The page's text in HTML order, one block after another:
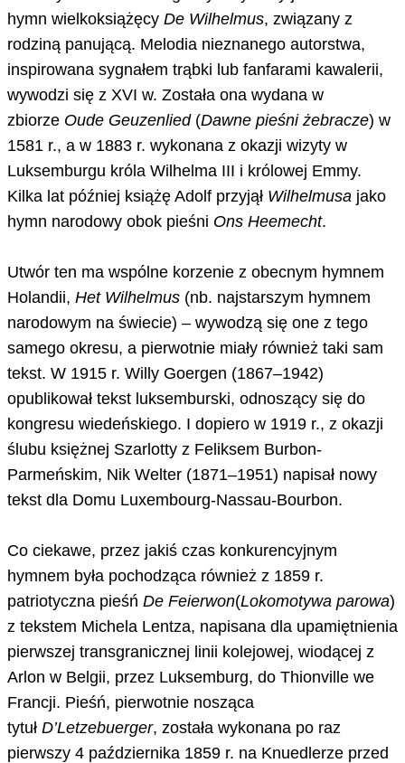
hymn wielkoksiążęcy De Wilhelmus, związany z
rodziną panującą. Melodia nieznanego autorstwa,
inspirowana sygnałem trąbki lub fanfarami kawalerii,
wywodzi się z XVI w. Została ona wydana w
zbiorze Oude Geuzenlied(Dawne pieśni żebracze) w
1581 r., a w 1883 r. wykonana z okazji wizyty w
Luksemburgu króla Wilhelma III i królowej Emmy.
Kilka lat później książę Adolf przyjął Wilhelmusa jako
hymn narodowy obok pieśni Ons Heemecht.
Utwór ten ma wspólne korzenie z obecnym hymnem
Holandii, Het Wilhelmus (nb. najstarszym hymnem
narodowym na świecie) – wywodzą się one z tego
samego okresu, a pierwotnie miały również taki sam
tekst. W 1915 r. Willy Goergen (1867–1942)
opublikował tekst luksemburski, odnoszący się do
kongresu wiedeńskiego. I dopiero w 1919 r., z okazji
ślubu księżnej Szarlotty z Feliksem Burbon-
Parmeńskim, Nik Welter (1871–1951) napisał nowy
tekst dla Domu Luxembourg-Nassau-Bourbon.
Co ciekawe, przez jakiś czas konkurencyjnym
hymnem była pochodząca również z 1859 r.
patriotyczna pieśń De Feierwon(Lokomotywa parowa)
z tekstem Michela Lentza, napisana dla upamiętnienia
pierwszej transgranicznej linii kolejowej, wiodącej z
Arlon w Belgii, przez Luksemburg, do Thionville we
Francji. Pieśń, pierwotnie nosząca
tytuł D’Letzebuerger, została wykonana po raz
pierwszy 4 października 1859 r. na Knuedlerze przed